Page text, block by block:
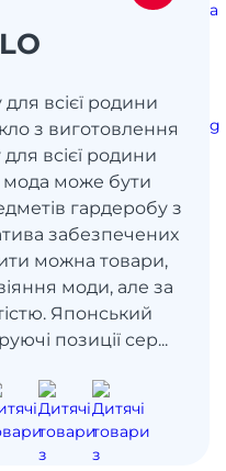
всієї родини
з виготовлення
всієї родини
мода може бути
гардеробу з
забезпечених
можна товари,
моди, але за
Японський
позиції сер...